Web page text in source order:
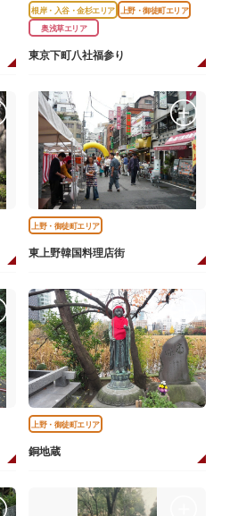
根岸・入谷・金杉エリア
上野・御徒町エリア
奥浅草エリア
東京下町八社福参り
上野・御徒町エリア
東上野韓国料理店街
上野・御徒町エリア
銅地蔵